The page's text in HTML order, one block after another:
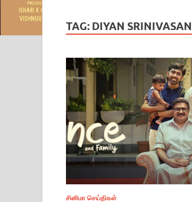
TAG: DIYAN SRINIVASAN
சினிமா செய்திகள்